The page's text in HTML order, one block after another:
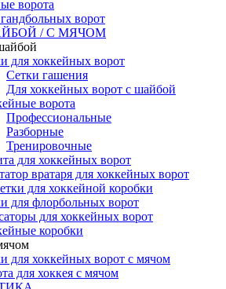
ворота
ворот
/ С МЯЧОМ
для хоккейных ворот
Сетки гашения
Для хоккейных ворот с шайбой
ворота
Профессиональные
Разборные
Тренировочные
для хоккейных ворот
вратаря для хоккейных ворот
для хоккейной коробки
для флорбольных ворот
для хоккейных ворот
коробки
для хоккейных ворот с мячом
для хоккея с мячом